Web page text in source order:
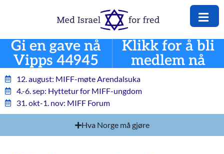
Gi en gave nå
Vipps 44945
Klikk for å bli
medlem nå
12. august: MIFF-møte Arendalsuka
4.-6. sep: Hyttetur for MIFF-ungdom
31. okt-1. nov: MIFF Forum
Hva Norge må gjøre